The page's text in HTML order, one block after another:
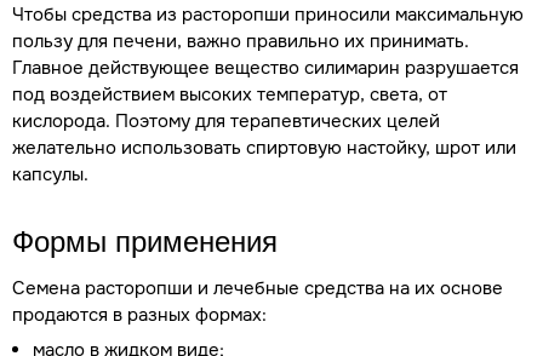
Чтобы средства из расторопши приносили максимальную
пользу для печени, важно правильно их принимать.
Главное действующее вещество силимарин разрушается
под воздействием высоких температур, света, от
кислорода. Поэтому для терапевтических целей
желательно использовать спиртовую настойку, шрот или
капсулы.
Формы применения
Семена расторопши и лечебные средства на их основе
продаются в разных формах:
масло в жидком виде;